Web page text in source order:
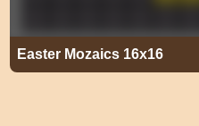
Easter Mozaics 16x16